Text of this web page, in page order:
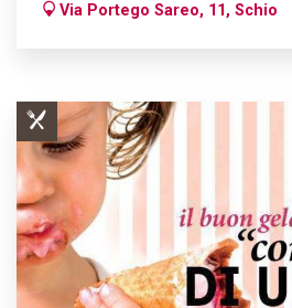
Via Portego Sareo, 11, Schio